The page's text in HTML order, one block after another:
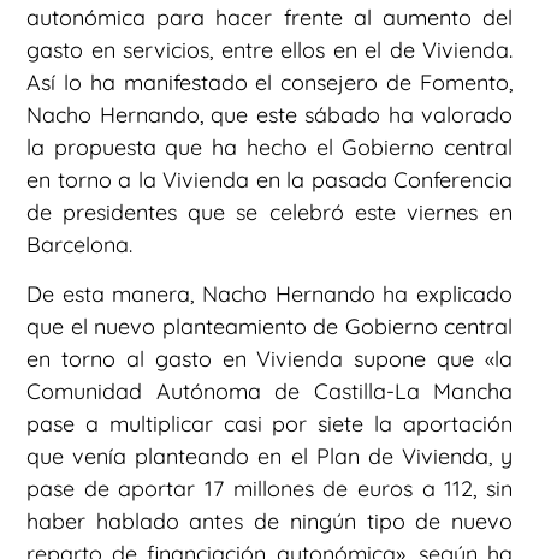
autonómica para hacer frente al aumento del
gasto en servicios, entre ellos en el de Vivienda.
Así lo ha manifestado el consejero de Fomento,
Nacho Hernando, que este sábado ha valorado
la propuesta que ha hecho el Gobierno central
en torno a la Vivienda en la pasada Conferencia
de presidentes que se celebró este viernes en
Barcelona.
De esta manera, Nacho Hernando ha explicado
que el nuevo planteamiento de Gobierno central
en torno al gasto en Vivienda supone que «la
Comunidad Autónoma de Castilla-La Mancha
pase a multiplicar casi por siete la aportación
que venía planteando en el Plan de Vivienda, y
pase de aportar 17 millones de euros a 112, sin
haber hablado antes de ningún tipo de nuevo